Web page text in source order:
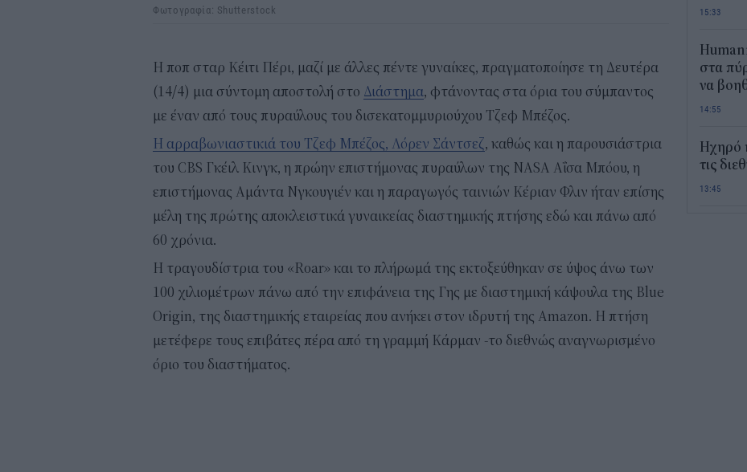
Φωτογραφία: Shutterstock
Η ποπ σταρ Κέιτι Πέρι, μαζί με άλλες πέντε γυναίκες, πραγματοποίησε τη Δευτέρα
(14/4) μια σύντομη αποστολή στο Διάστημα, φτάνοντας στα όρια του σύμπαντος
με έναν από τους πυραύλους του δισεκατομμυριούχου Τζεφ Μπέζος.
Η αρραβωνιαστικιά του Τζεφ Μπέζος, Λόρεν Σάντσεζ, καθώς και η παρουσιάστρια
του CBS Γκέιλ Κινγκ, η πρώην επιστήμονας πυραύλων της NASA Αΐσα Μπόου, η
επιστήμονας Αμάντα Νγκουγιέν και η παραγωγός ταινιών Κέριαν Φλιν ήταν επίσης
μέλη της πρώτης αποκλειστικά γυναικείας διαστημικής πτήσης εδώ και πάνω από
60 χρόνια.
Η τραγουδίστρια του «Roar» και το πλήρωμά της εκτοξεύθηκαν σε ύψος άνω των
100 χιλιομέτρων πάνω από την επιφάνεια της Γης με διαστημική κάψουλα της Blue
Origin, της διαστημικής εταιρείας που ανήκει στον ιδρυτή της Amazon. Η πτήση
μετέφερε τους επιβάτες πέρα από τη γραμμή Κάρμαν -το διεθνώς αναγνωρισμένο
όριο του διαστήματος.
15:33
στα
να
14:55
Ηχηρό
τις
13:45